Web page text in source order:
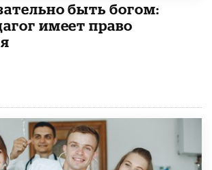
быть богом:
имеет право